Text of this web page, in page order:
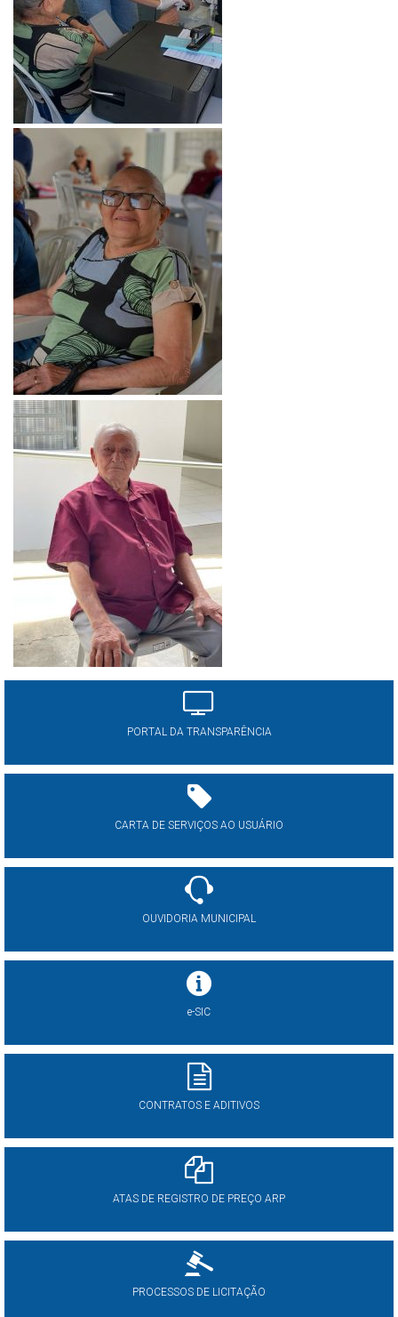
PORTAL DA TRANSPARÊNCIA
CARTA DE SERVIÇOS AO USUÁRIO
OUVIDORIA MUNICIPAL
e-SIC
CONTRATOS E ADITIVOS
ATAS DE REGISTRO DE PREÇO ARP
PROCESSOS DE LICITAÇÃO